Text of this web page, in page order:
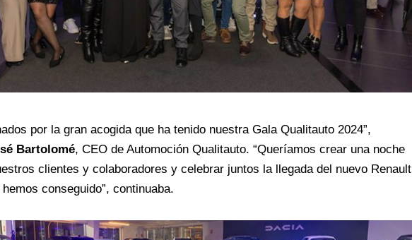
por la gran acogida que ha tenido nuestra Gala Qualitauto 2024”,
Bartolomé, CEO de Automoción Qualitauto. “Queríamos crear una noche
clientes y colaboradores y celebrar juntos la llegada del nuevo Renault
conseguido”, continuaba.